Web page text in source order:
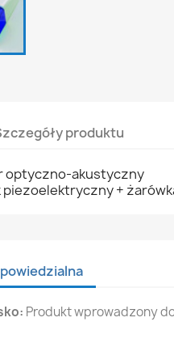
produktu
optyczno-akustyczny
+
Produkt wprowadzony